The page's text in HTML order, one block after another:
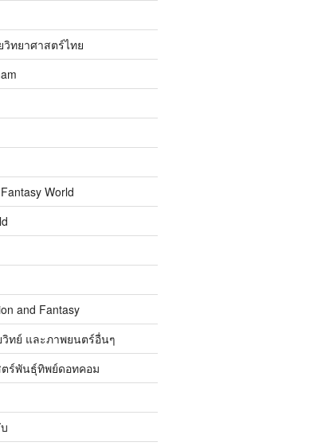
ทยาศาสตร์ไทย
World
and Fantasy
ทย์ และภาพยนตร์อื่นๆ
ร์พันธุ์ทิพย์ดอทคอม